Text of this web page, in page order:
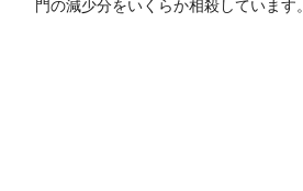
門の減少分をいくらか相殺しています。